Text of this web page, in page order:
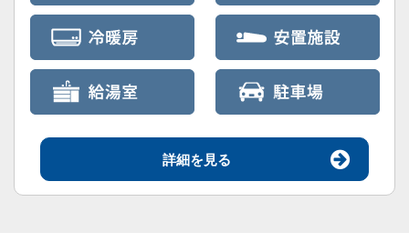
詳細を見る